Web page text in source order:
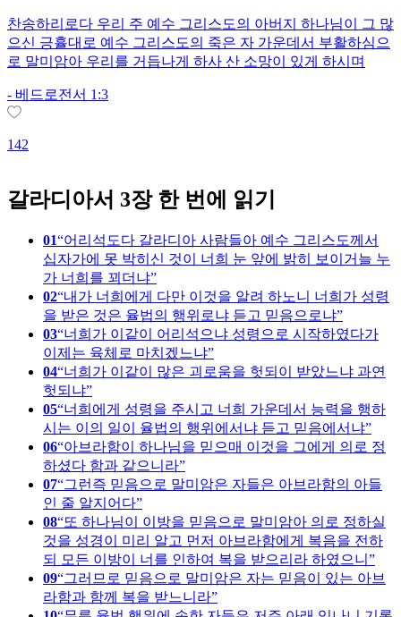
찬송하리로다 우리 주 예수 그리스도의 아버지 하나님이 그 많
으신 긍휼대로 예수 그리스도의 죽은 자 가운데서 부활하심으
로 말미암아 우리를 거듭나게 하사 산 소망이 있게 하시며
- 베드로전서 1:3
142
갈라디아서 3장 한 번에 읽기
01 어리석도다 갈라디아 사람들아 예수 그리스도께서
십자가에 못 박히신 것이 너희 눈 앞에 밝히 보이거늘 누
가 너희를 꾀더냐
02 내가 너희에게 다만 이것을 알려 하노니 너희가 성령
을 받은 것은 율법의 행위로냐 듣고 믿음으로냐
03 너희가 이같이 어리석으냐 성령으로 시작하였다가
이제는 육체로 마치겠느냐
04 너희가 이같이 많은 괴로움을 헛되이 받았느냐 과연
헛되냐
05 너희에게 성령을 주시고 너희 가운데서 능력을 행하
시는 이의 일이 율법의 행위에서냐 듣고 믿음에서냐
06 아브라함이 하나님을 믿으매 이것을 그에게 의로 정
하셨다 함과 같으니라
07 그런즉 믿음으로 말미암은 자들은 아브라함의 아들
인 줄 알지어다
08 또 하나님이 이방을 믿음으로 말미암아 의로 정하실
것을 성경이 미리 알고 먼저 아브라함에게 복음을 전하
되 모든 이방이 너를 인하여 복을 받으리라 하였으니
09 그러므로 믿음으로 말미암은 자는 믿음이 있는 아브
라함과 함께 복을 받느니라